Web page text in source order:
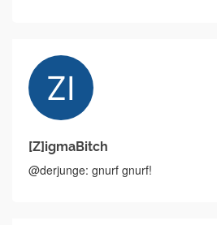
[Z]igmaBitch
@derjunge: gnurf gnurf!